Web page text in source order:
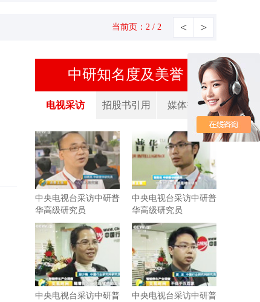
当前页：2 / 2 < >
中研知名度及美誉
电视采访 招股书引用 媒体报道
中央电视台采访中研普
华高级研究员
中央电视台采访中研普
华高级研究员
中央电视台采访中研普
中央电视台采访中研普